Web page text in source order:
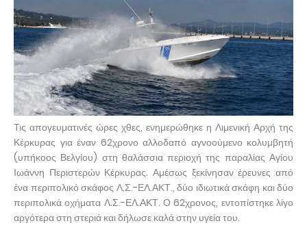
Τις απογευματινές ώρες χθες, ενημερώθηκε η Λιμενική Αρχή της
Κέρκυρας για έναν 62χρονο αλλοδαπό αγνοούμενο κολυμβητή
(υπήκοος Βελγίου) στη θαλάσσια περιοχή της παραλίας Αγίου
Ιωάννη Περιστερών Κέρκυρας. Αμέσως ξεκίνησαν έρευνες από
ένα περιπολικό σκάφος Λ.Σ.-ΕΛ.ΑΚΤ., δύο ιδιωτικά σκάφη και δύο
περιπολικά οχήματα Λ.Σ.-ΕΛ.ΑΚΤ. Ο 62χρονος, εντοπίστηκε λίγο
αργότερα στη στεριά και δήλωσε καλά στην υγεία του.